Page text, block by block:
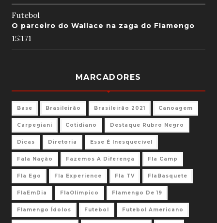
Futebol
O parceiro do Wallace na zaga do Flamengo
15:171
MARCADORES
Base Brasileirão Brasileirão 2021 Canoagem
Carpegiani Cotidiano Destaque Rubro Negro
Dicas Diretoria Esse É Inesquecível
Fala Nação Fazemos A Diferença Fla Camp
Fla Ego Fla Experience Fla TV FlaBasquete
FlaEmDia FlaOlímpico Flamengo De 19
Flamengo Ídolos Futebol Futebol Americano